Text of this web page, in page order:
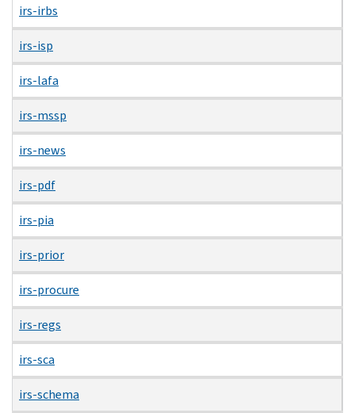
irs-irbs
irs-isp
irs-lafa
irs-mssp
irs-news
irs-pdf
irs-pia
irs-prior
irs-procure
irs-regs
irs-sca
irs-schema